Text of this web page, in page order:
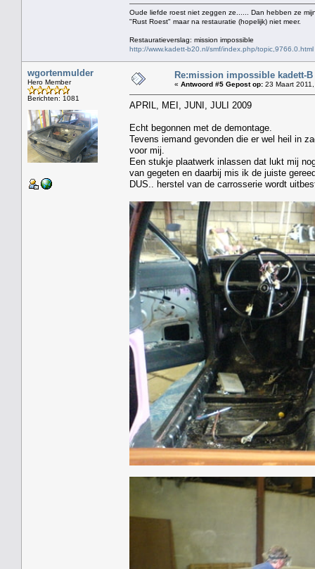
Oude liefde roest niet zeggen ze...... Dan hebben ze
"Rust Roest" maar na restauratie (hopelijk) niet meer.
Restauratieverslag: mission impossible
http://www.kadett-b20.nl/smf/index.php/topic,9766.0.html
wgortenmulder
Hero Member
Berichten: 1081
Re:mission impossible kadett-B
« Antwoord #5 Gepost op: 23 Maart
APRIL, MEI, JUNI, JULI 2009
Echt begonnen met de demontage.
Tevens iemand gevonden die er wel heil in
voor mij.
Een stukje plaatwerk inlassen dat lukt mij
van gegeten en daarbij mis ik de juiste
DUS.. herstel van de carrosserie wordt